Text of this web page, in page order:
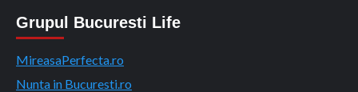
Grupul Bucuresti Life
MireasaPerfecta.ro
Nunta in Bucuresti.ro